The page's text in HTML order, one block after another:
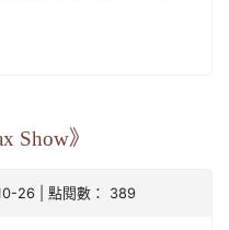
Show》
26 | 點閱數： 389